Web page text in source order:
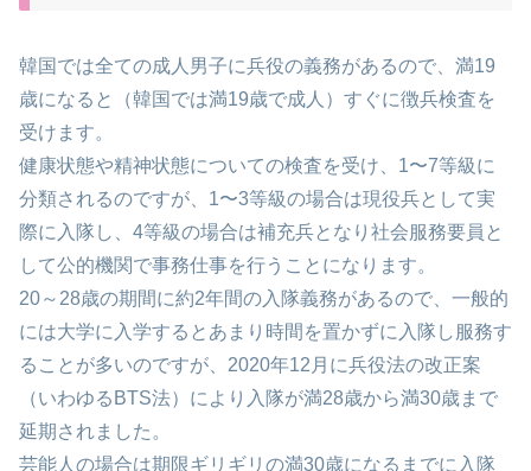
韓国では全ての成人男子に兵役の義務があるので、満19
歳になると（韓国では満19歳で成人）すぐに徴兵検査を
受けます。
健康状態や精神状態についての検査を受け、1〜7等級に
分類されるのですが、1〜3等級の場合は現役兵として実
際に入隊し、4等級の場合は補充兵となり社会服務要員と
して公的機関で事務仕事を行うことになります。
20～28歳の期間に約2年間の入隊義務があるので、一般的
には大学に入学するとあまり時間を置かずに入隊し服務す
ることが多いのですが、2020年12月に兵役法の改正案
（いわゆるBTS法）により入隊が満28歳から満30歳まで
延期されました。
芸能人の場合は期限ギリギリの満30歳になるまでに入隊